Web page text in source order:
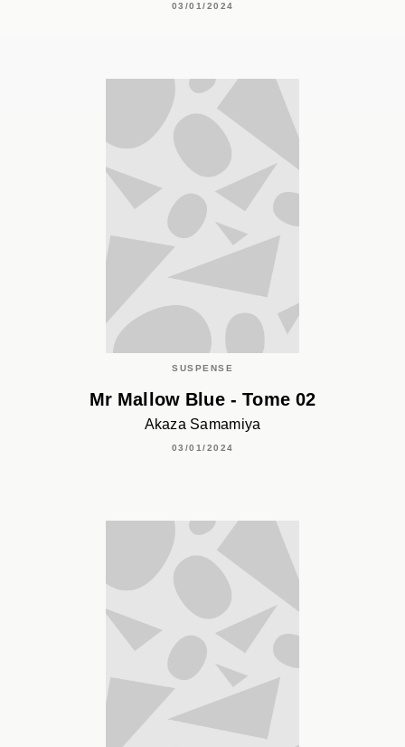
03/01/2024
SUSPENSE
Mr Mallow Blue - Tome 02
Akaza Samamiya
03/01/2024